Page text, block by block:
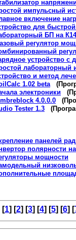
импульсный
включение
для
БП на
регулятор
устройство с
лабораторный
и метод
1.02 beta
электроники
4.0.0.0
Tester 1.3
панелей
полярности
мощности
[1] [2] [3] [4] [5] [6] [